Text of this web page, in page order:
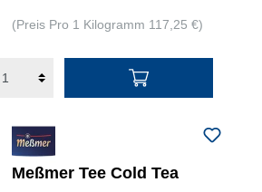
(Preis Pro 1 Kilogramm 117,25 €)
Meßmer Tee Cold Tea